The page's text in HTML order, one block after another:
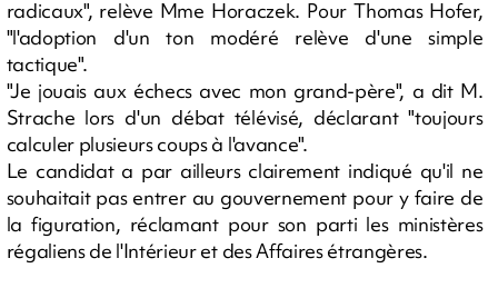
radicaux", relève Mme Horaczek. Pour Thomas Hofer,
"l'adoption d'un ton modéré relève d'une simple
tactique".
"Je jouais aux échecs avec mon grand-père", a dit M.
Strache lors d'un débat télévisé, déclarant "toujours
calculer plusieurs coups à l'avance".
Le candidat a par ailleurs clairement indiqué qu'il ne
souhaitait pas entrer au gouvernement pour y faire de
la figuration, réclamant pour son parti les ministères
régaliens de l'Intérieur et des Affaires étrangères.